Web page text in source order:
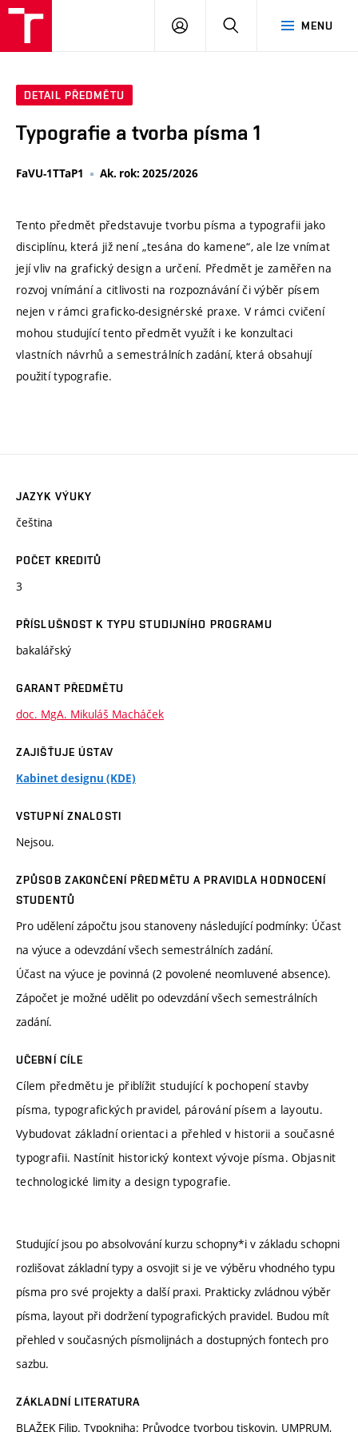
MENU
PŘIHLÁSIT
DETAIL PŘEDMĚTU
Typografie a tvorba písma 1
FaVU-1TTaP1 Ak. rok: 2025/2026
Tento předmět představuje tvorbu písma a typografii jako
disciplínu, která již není „tesána do kamene“, ale lze vnímat
její vliv na grafický design a určení. Předmět je zaměřen na
rozvoj vnímání a citlivosti na rozpoznávání či výběr písem
nejen v rámci graficko-designérské praxe. V rámci cvičení
mohou studující tento předmět využít i ke konzultaci
vlastních návrhů a semestrálních zadání, která obsahují
použití typografie.
JAZYK VÝUKY
čeština
POČET KREDITŮ
3
PŘÍSLUŠNOST K TYPU STUDIJNÍHO PROGRAMU
bakalářský
GARANT PŘEDMĚTU
doc. MgA. Mikuláš Macháček
ZAJIŠŤUJE ÚSTAV
Kabinet designu (KDE)
VSTUPNÍ ZNALOSTI
Nejsou.
ZPŮSOB ZAKONČENÍ PŘEDMĚTU A PRAVIDLA HODNOCENÍ
STUDENTŮ
Pro udělení zápočtu jsou stanoveny následující podmínky: Účast
na výuce a odevzdání všech semestrálních zadání.
Účast na výuce je povinná (2 povolené neomluvené absence).
Zápočet je možné udělit po odevzdání všech semestrálních
zadání.
UČEBNÍ CÍLE
Cílem předmětu je přiblížit studující k pochopení stavby
písma, typografických pravidel, párování písem a layoutu.
Vybudovat základní orientaci a přehled v historii a současné
typografii. Nastínit historický kontext vývoje písma. Objasnit
technologické limity a design typografie.
Studující jsou po absolvování kurzu schopny*i v základu schopni
rozlišovat základní typy a osvojit si je ve výběru vhodného typu
písma pro své projekty a další praxi. Prakticky zvládnou výběr
písma, layout při dodržení typografických pravidel. Budou mít
přehled v současných písmolijnách a dostupných fontech pro
sazbu.
ZÁKLADNÍ LITERATURA
BLAŽEK Filip. Typokniha: Průvodce tvorbou tiskovin. UMPRUM,